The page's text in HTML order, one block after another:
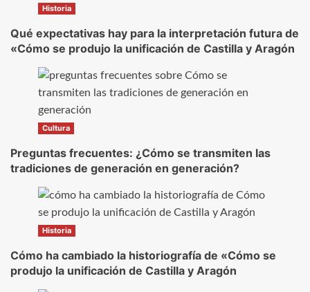
Historia
Qué expectativas hay para la interpretación futura de
«Cómo se produjo la unificación de Castilla y Aragón
Cultura
Preguntas frecuentes: ¿Cómo se transmiten las
tradiciones de generación en generación?
Historia
Cómo ha cambiado la historiografía de «Cómo se
produjo la unificación de Castilla y Aragón